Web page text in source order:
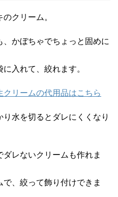
クリーム。
かぼちゃでちょっと固めに
入れて、絞れます。
リームの代用品はこちら
水を切るとダレにくくなり
レないクリームも作れま
、絞って飾り付けできま